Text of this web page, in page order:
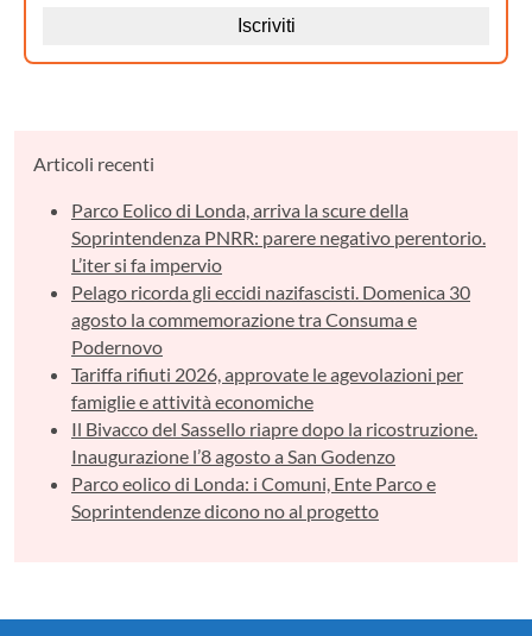
Articoli recenti
Parco Eolico di Londa, arriva la scure della
Soprintendenza PNRR: parere negativo perentorio.
L’iter si fa impervio
Pelago ricorda gli eccidi nazifascisti. Domenica 30
agosto la commemorazione tra Consuma e
Podernovo
Tariffa rifiuti 2026, approvate le agevolazioni per
famiglie e attività economiche
Il Bivacco del Sassello riapre dopo la ricostruzione.
Inaugurazione l’8 agosto a San Godenzo
Parco eolico di Londa: i Comuni, Ente Parco e
Soprintendenze dicono no al progetto